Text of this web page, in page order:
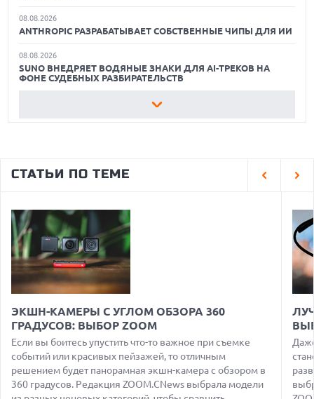
КАК БЕЗОПАСНО КУПИТЬ Б/У СМАРТФОН
08.08.2026
ANTHROPIC РАЗРАБАТЫВАЕТ СОБСТВЕННЫЕ ЧИПЫ ДЛЯ ИИ
08.08.2026
SUNO ВНЕДРЯЕТ ВОДЯНЫЕ ЗНАКИ ДЛЯ AI-ТРЕКОВ НА
ФОНЕ СУДЕБНЫХ РАЗБИРАТЕЛЬСТВ
ФУНКЦИЯМИ ЗАКАЗА И БРОНИРОВАНИЯ
ДЕФИЦИТ ПАМЯТИ DRAM УГРОЖАЕТ СРОКАМ ВЫХОДА
IPHONE 18 PRO
07.08.2026
HUAWEI ПРЕДСТАВИЛА УЛЬТРАЛЕГКИЙ НОУТБУК
MATEBOOK PRO S С OLED-ЭКРАНОМ
ДАННЫХ МИЛЛИОНОВ ПОЛЬЗОВАТЕЛЕЙ
07.08.2026
ЭЛЕКТРИЧЕСКИЙ ПИКАП FORD FATHOM ВРЯД ЛИ
ПОВТОРИТ УСПЕХ ЛЕГЕНДАРНЫХ МОДЕЛЕЙ КОМПАНИИ
07.08.2026
СТАТЬИ ПО ТЕМЕ
ЭКШН-КАМЕРЫ С УГЛОМ ОБЗОРА 360
ГРАДУСОВ: ВЫБОР ZOOM
Если вы боитесь упустить что-то важное при съемке
событий или красивых пейзажей, то отличным
решением будет панорамная экшн-камера с обзором в
360 градусов. Редакция ZOOM.CNews выбрала модели